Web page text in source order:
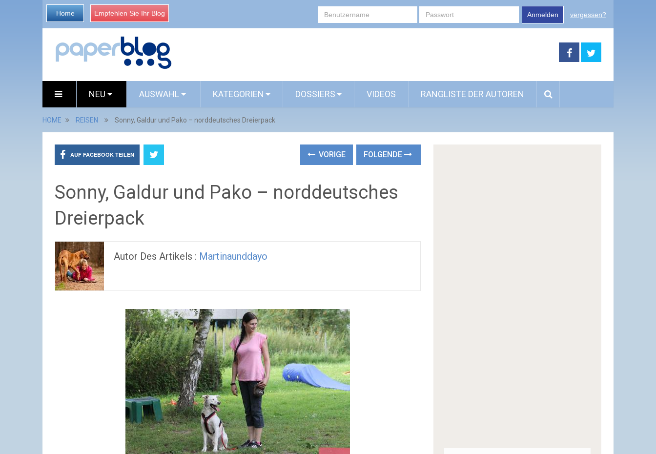
Home Empfehlen Sie Ihr Blog Anmelden vergessen?
NEU AUSWAHL KATEGORIEN DOSSIERS VIDEOS RANGLISTE DER AUTOREN
HOME REISEN Sonny, Galdur und Pako – norddeutsches Dreierpack
AUF FACEBOOK TEILEN VORIGE FOLGENDE
Sonny, Galdur und Pako – norddeutsches
Dreierpack
Autor Des Artikels : Martinaunddayo